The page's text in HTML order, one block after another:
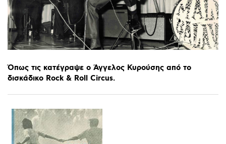
Όπως τις κατέγραψε ο Άγγελος Κυρούσης από το
δισκάδικο Rock & Roll Circus.